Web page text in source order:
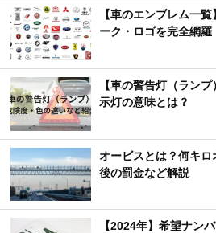
【車のエンブレム一
ーク・ロゴを完全網羅
【車の警告灯（ラン
示灯の意味とは？
オービスとは？何キ
後の罰金など解説
【2024年】希望ナン